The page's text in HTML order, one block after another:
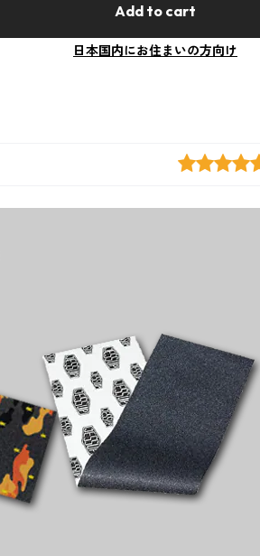
Add to cart
日本国内にお住まいの方向け